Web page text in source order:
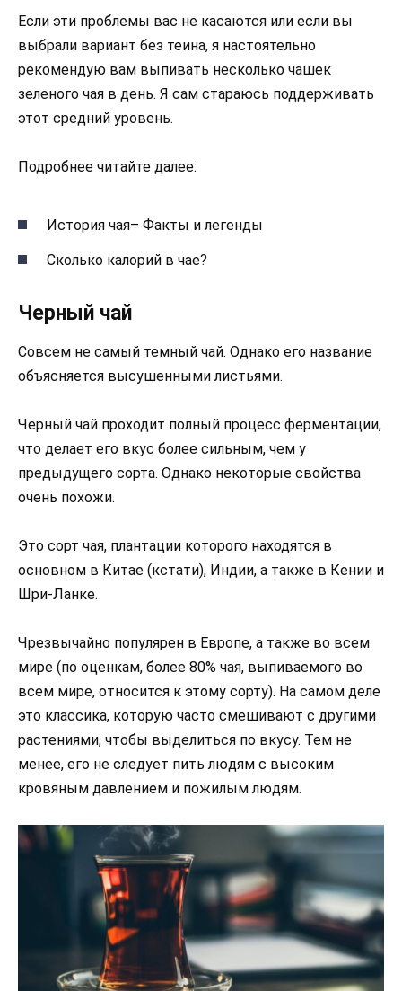
Если эти проблемы вас не касаются или если вы
выбрали вариант без теина, я настоятельно
рекомендую вам выпивать несколько чашек
зеленого чая в день. Я сам стараюсь поддерживать
этот средний уровень.
Подробнее читайте далее:
История чая– Факты и легенды
Сколько калорий в чае?
Черный чай
Совсем не самый темный чай. Однако его название
объясняется высушенными листьями.
Черный чай проходит полный процесс ферментации,
что делает его вкус более сильным, чем у
предыдущего сорта. Однако некоторые свойства
очень похожи.
Это сорт чая, плантации которого находятся в
основном в Китае (кстати), Индии, а также в Кении и
Шри-Ланке.
Чрезвычайно популярен в Европе, а также во всем
мире (по оценкам, более 80% чая, выпиваемого во
всем мире, относится к этому сорту). На самом деле
это классика, которую часто смешивают с другими
растениями, чтобы выделиться по вкусу. Тем не
менее, его не следует пить людям с высоким
кровяным давлением и пожилым людям.